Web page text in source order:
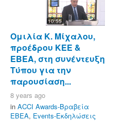
10:55
Ομιλία Κ. Μίχαλου,
προέδρου ΚΕΕ &
ΕΒΕΑ, στη συνέντευξη
Τύπου για την
παρουσίαση...
8 years ago
in ACCI Awards-Βραβεία
ΕΒΕΑ, Events-Εκδηλώσεις